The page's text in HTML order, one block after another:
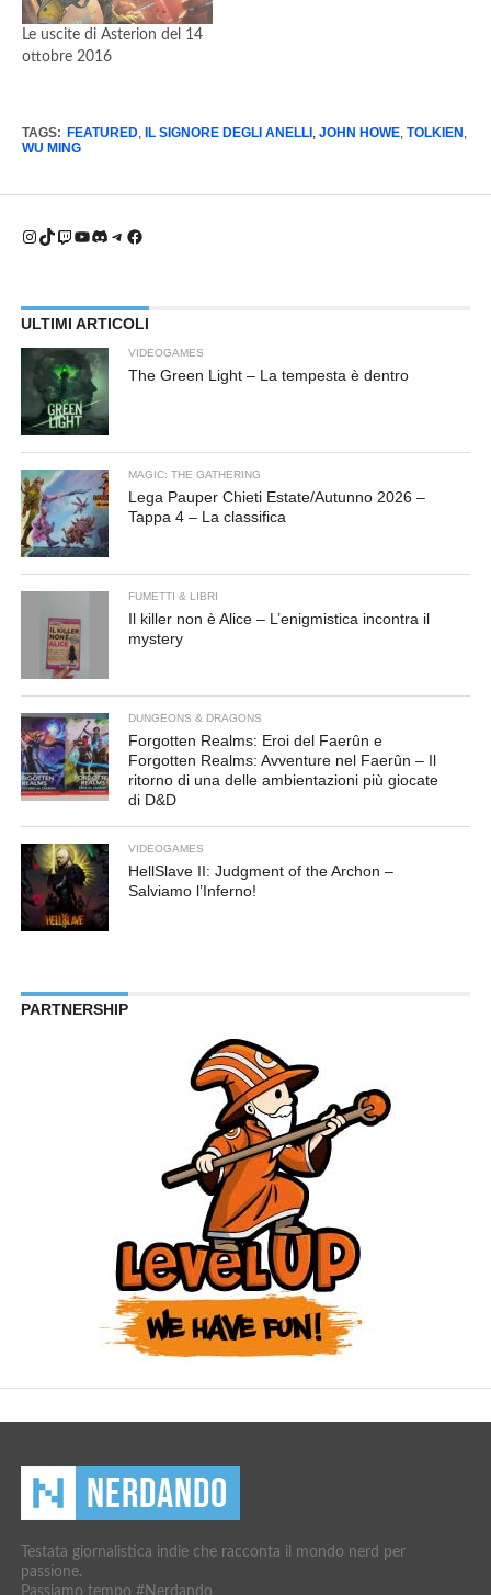
Le uscite di Asterion del 14
ottobre 2016
TAGS: FEATURED, IL SIGNORE DEGLI ANELLI, JOHN HOWE, TOLKIEN,
WU MING
Instagram
TikTok
Twitch
YouTube
Discord
Telegram
Facebook
ULTIMI ARTICOLI
VIDEOGAMES
The Green Light – La tempesta è dentro
MAGIC: THE GATHERING
Lega Pauper Chieti Estate/Autunno 2026 –
Tappa 4 – La classifica
FUMETTI & LIBRI
Il killer non è Alice – L’enigmistica incontra il
mystery
DUNGEONS & DRAGONS
Forgotten Realms: Eroi del Faerûn e
Forgotten Realms: Avventure nel Faerûn – Il
ritorno di una delle ambientazioni più giocate
di D&D
VIDEOGAMES
HellSlave II: Judgment of the Archon –
Salviamo l’Inferno!
PARTNERSHIP
Testata giornalistica indie che racconta il mondo nerd per
passione.
Passiamo tempo #Nerdando